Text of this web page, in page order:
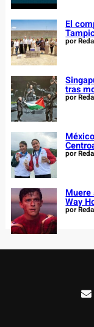
El
por
tras
por
por
Way
por